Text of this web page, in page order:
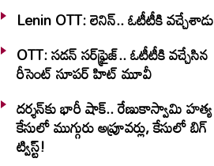
Lenin OTT: లెనిన్.. ఓటీటీకి వ‌చ్చేశాడు
OTT: స‌డ‌న్ స‌ర్‌ఫ్రైజ్‌.. ఓటీటీకి వ‌చ్చేసిన
రీసెంట్ సూప‌ర్ హిట్ మూవీ
దర్శన్‌కు భారీ షాక్.. రేణుకాస్వామి హత్య
కేసులో ముగ్గురు అప్రూవర్లు, కేసులో బిగ్
ట్విస్ట్!